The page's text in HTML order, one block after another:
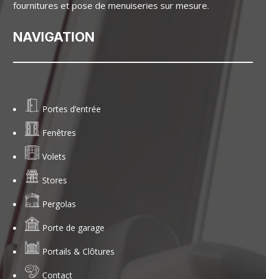
fournitures et pose de menuiseries sur mesure.
NAVIGATION
Portes d’entrée
Fenêtres
Volets
Stores
Pergolas
Porte de garage
Portails & Clôtures
Contact